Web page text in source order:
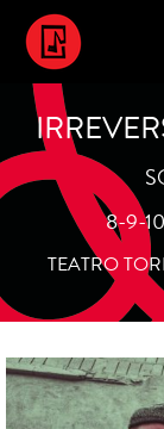
8-9-
TEATRO